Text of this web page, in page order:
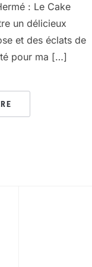
: Le Cake
un délicieux
et des éclats de
pour ma […]